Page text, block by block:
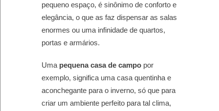
pequeno espaço, é sinônimo de conforto e
elegância, o que as faz dispensar as salas
enormes ou uma infinidade de quartos,
portas e armários.
Uma pequena casa de campo por
exemplo, significa uma casa quentinha e
aconchegante para o inverno, só que para
criar um ambiente perfeito para tal clima,